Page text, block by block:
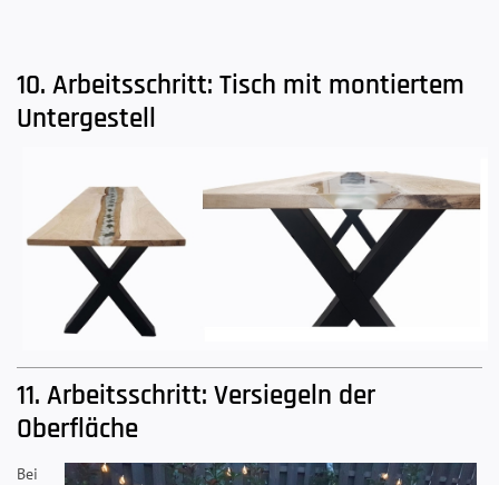
10. Arbeitsschritt: Tisch mit montiertem
Untergestell
11. Arbeitsschritt: Versiegeln der
Oberfläche
Bei